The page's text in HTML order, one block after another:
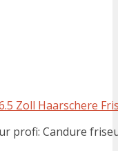
Zoll Haarschere
profi: Candure